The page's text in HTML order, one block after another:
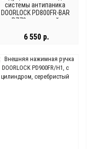
системы антипаника
DOORLOCK PD800FR-BAR
PZ72мм, черный
6 550 р.